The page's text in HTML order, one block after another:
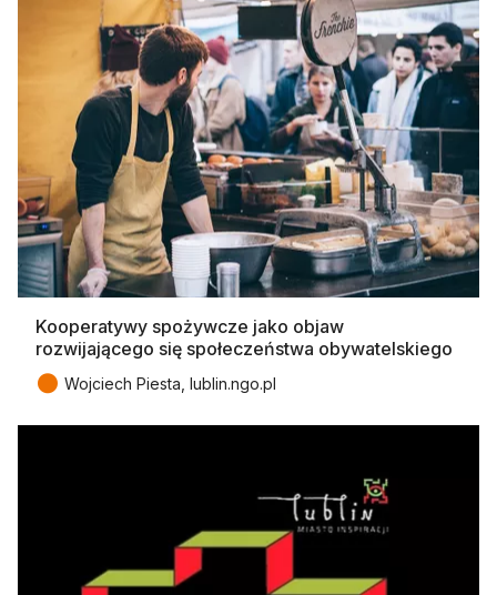
Kooperatywy spożywcze jako objaw
rozwijającego się społeczeństwa obywatelskiego
● Wojciech Piesta, lublin.ngo.pl